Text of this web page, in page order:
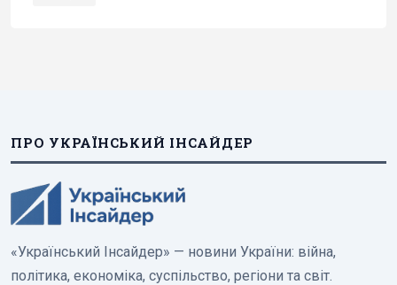
ПРО УКРАЇНСЬКИЙ ІНСАЙДЕР
«Український Інсайдер» — новини України: війна,
політика, економіка, суспільство, регіони та світ.